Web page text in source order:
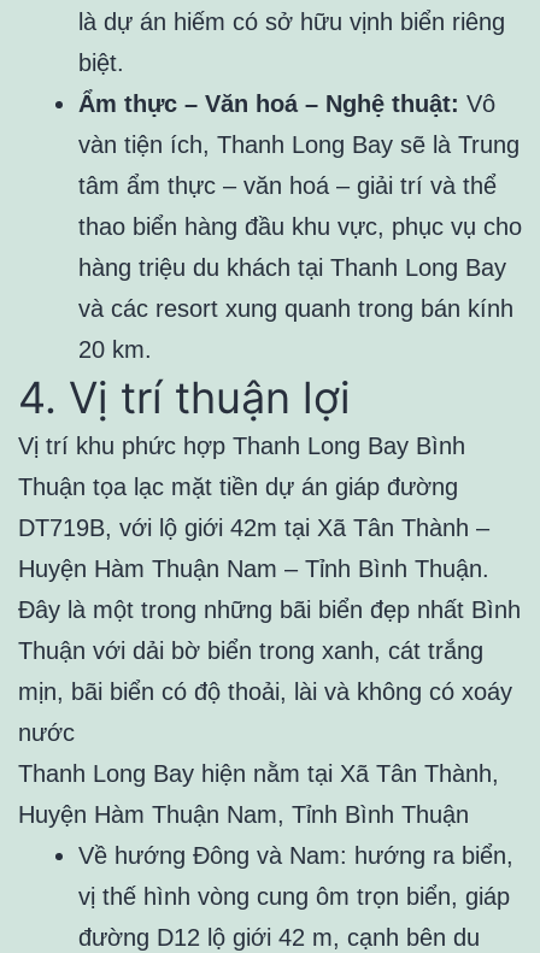
là dự án hiếm có sở hữu vịnh biển riêng
biệt.
Ẩm thực – Văn hoá – Nghệ thuật: Vô
vàn tiện ích, Thanh Long Bay sẽ là Trung
tâm ẩm thực – văn hoá – giải trí và thể
thao biển hàng đầu khu vực, phục vụ cho
hàng triệu du khách tại Thanh Long Bay
và các resort xung quanh trong bán kính
20 km.
4. Vị trí thuận lợi
Vị trí khu phức hợp Thanh Long Bay Bình
Thuận tọa lạc mặt tiền dự án giáp đường
DT719B, với lộ giới 42m tại Xã Tân Thành –
Huyện Hàm Thuận Nam – Tỉnh Bình Thuận.
Đây là một trong những bãi biển đẹp nhất Bình
Thuận với dải bờ biển trong xanh, cát trắng
mịn, bãi biển có độ thoải, lài và không có xoáy
nước
Thanh Long Bay hiện nằm tại Xã Tân Thành,
Huyện Hàm Thuận Nam, Tỉnh Bình Thuận
Về hướng Đông và Nam: hướng ra biển,
vị thế hình vòng cung ôm trọn biển, giáp
đường D12 lộ giới 42 m, cạnh bên du